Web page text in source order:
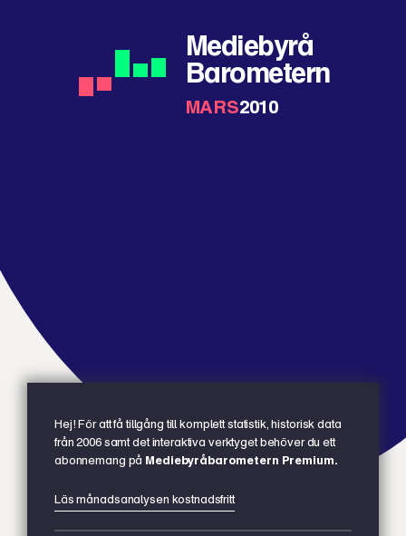
Mediebyrå
Barometern
MARS2010
Hej! För att få tillgång till komplett statistik, historisk data
från 2006 samt det interaktiva verktyget behöver du ett
abonnemang på Mediebyråbarometern Premium.
Läs månadsanalysen kostnadsfritt